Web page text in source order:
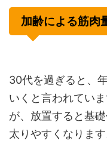
加齢による筋肉
30代を過ぎると、
いくと言われてい
が、放置すると基
太りやすくなります